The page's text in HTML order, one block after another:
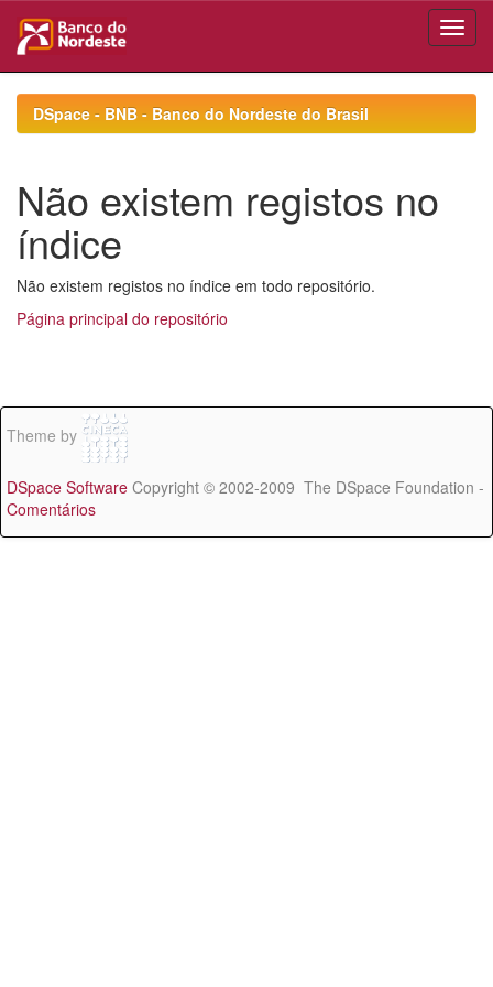
navigationDSpace - BNB - Banco do Nordeste do Brasil
Não existem registos no
índice
Não existem registos no índice em todo repositório.
Página principal do repositório
Theme by
DSpace Software Copyright © 2002-2009 The DSpace Foundation -
Comentários